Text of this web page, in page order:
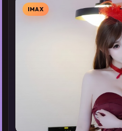
IMAX